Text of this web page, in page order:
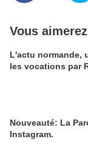
Vous
L'actu normande,
les vocations par
Nouveauté: La
Instagram.